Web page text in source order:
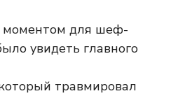
для шеф-
увидеть главного
травмировал